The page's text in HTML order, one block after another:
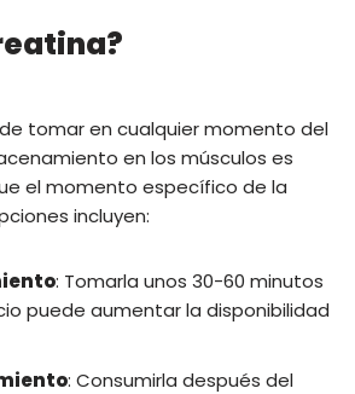
tomar en cualquier momento del
en los músculos es
el momento específico de la
incluyen:
: Tomarla unos 30-60 minutos
puede aumentar la disponibilidad
: Consumirla después del